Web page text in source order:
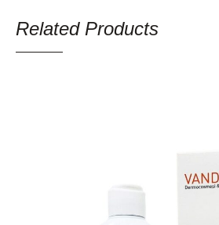
Related Products